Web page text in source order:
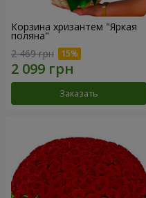
Корзина хризантем "Яркая
поляна"
2 469 грн
Заказать